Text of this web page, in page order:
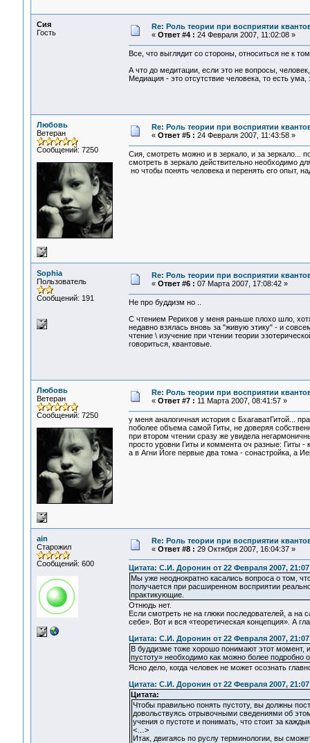
Сия
Гость
Re: Роль теории при восприятии
« Ответ #4 : 24 Февраля 2007, 11:02:08 »
Все, что выглядит со стороны, относиться не к
А что до медитации, если это не вопросы,
Медиация - это отсутствие человека, то есть ума,
Любовь
Ветеран
Сообщений: 7250
Re: Роль теории при восприятии
« Ответ #5 : 24 Февраля 2007, 11:43:58 »
Сия, смотреть можно и в зеркало, и за зеркало...
смотреть в зеркало действительно необходимо
но чтобы понять человека и перенять его опыт,
Sophia
Пользователь
Сообщений: 191
Re: Роль теории при восприятии
« Ответ #6 : 07 Марта 2007, 17:08:42 »
Не про буддизм но ..
С чтением Рерихов у меня раньше плохо шло,
недавно взялась вновь за "живую этику" - и
чтение \ изучение при чтении теории
говориться, квантовые.
Любовь
Ветеран
Сообщений: 7250
Re: Роль теории при восприятии
« Ответ #7 : 11 Марта 2007, 08:41:57 »
у меня аналогичная история с БхагаватГитой...
поболее объема самой Гиты, не доверяя
при втором чтении сразу же увидела
просто уровни Гиты и коммента оч разные: Гиты -
а в Агни Йоге первые два тома - сонастройка, а
ain
Старожил
Сообщений: 600
Re: Роль теории при восприятии
« Ответ #8 : 29 Октября 2007, 16:04:37 »
Цитата: С.И. Доронин от 22 Февраля 2007,
Мы уже неоднократно касались вопроса о том,
получается при расширенном восприятии
практикующие.
Отнюдь нет.
Если смотреть не на глюки последователей, а на
себе». Вот и вся «теоретическая концепция». А
Цитата: С.И. Доронин от 22 Февраля 2007,
В буддизме тоже хорошо понимают этот момент,
пустоту» необходимо как можно более подробно
Ясно дело, когда человек не может осознать
Цитата: С.И. Доронин от 22 Февраля 2007,
Цитата:
Чтобы правильно понять пустоту, вы должны
довольствуясь отрывочными сведениями об
учения о пустоте и понимать, что стоит за
<…>
Итак, двигаясь по руслу терминологии, вы